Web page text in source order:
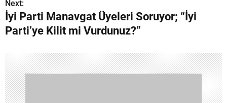
z
ı
g
e
z
Next:
İyi Parti Manavgat Üyeleri Soruyor; “İyi
Parti’ye Kilit mi Vurdunuz?”